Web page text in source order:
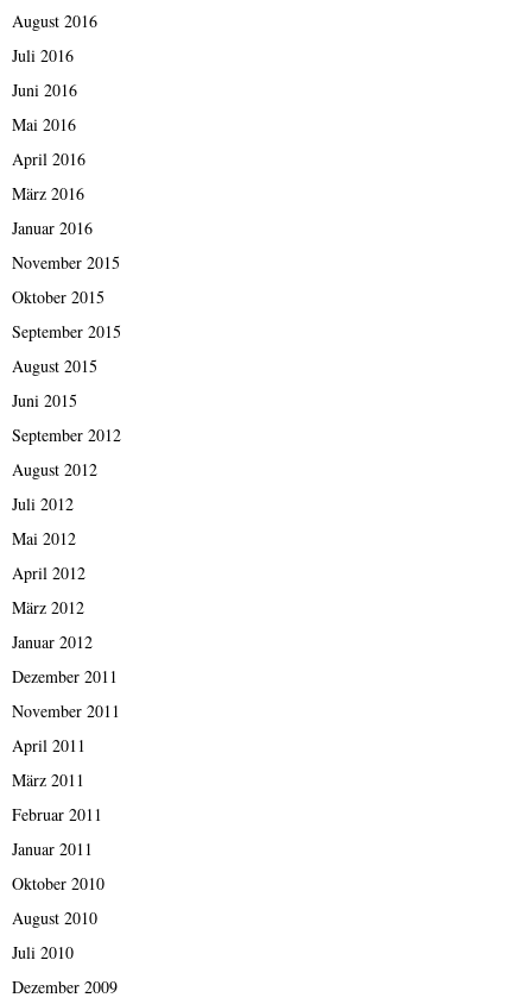
August 2016
Juli 2016
Juni 2016
Mai 2016
April 2016
März 2016
Januar 2016
November 2015
Oktober 2015
September 2015
August 2015
Juni 2015
September 2012
August 2012
Juli 2012
Mai 2012
April 2012
März 2012
Januar 2012
Dezember 2011
November 2011
April 2011
März 2011
Februar 2011
Januar 2011
Oktober 2010
August 2010
Juli 2010
Dezember 2009